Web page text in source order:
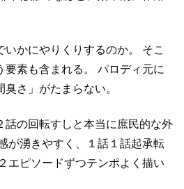
かにやりくりするのか。
そこ
素も含まれる。
パロディ元に
さ」がたまらない。
話の回転すしと本当に庶民的な外
が湧きやすく、１話１話起承転
２エピソードずつテンポよく描い